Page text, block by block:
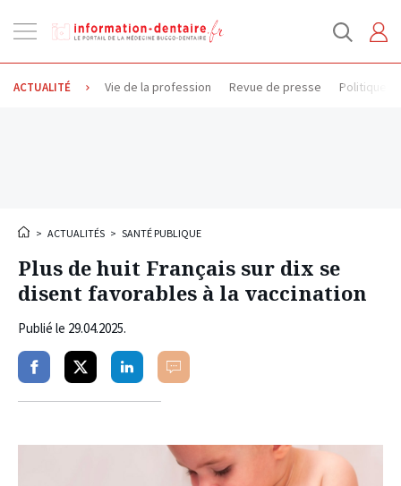
la
navigation
ACTUALITÉ Vie de la profession Revue de presse Politique
> ACTUALITÉS > SANTÉ PUBLIQUE
Plus de huit Français sur dix se
disent favorables à la vaccination
Publié le 29.04.2025.
PartagerPartagerPartagerCommenter